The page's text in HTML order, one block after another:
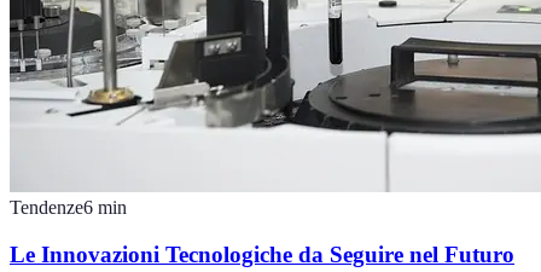
Tendenze6 min
Le Innovazioni Tecnologiche da Seguire nel Futuro